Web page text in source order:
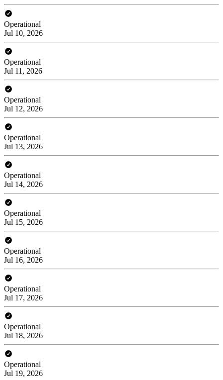
Operational
Jul 10, 2026
Operational
Jul 11, 2026
Operational
Jul 12, 2026
Operational
Jul 13, 2026
Operational
Jul 14, 2026
Operational
Jul 15, 2026
Operational
Jul 16, 2026
Operational
Jul 17, 2026
Operational
Jul 18, 2026
Operational
Jul 19, 2026